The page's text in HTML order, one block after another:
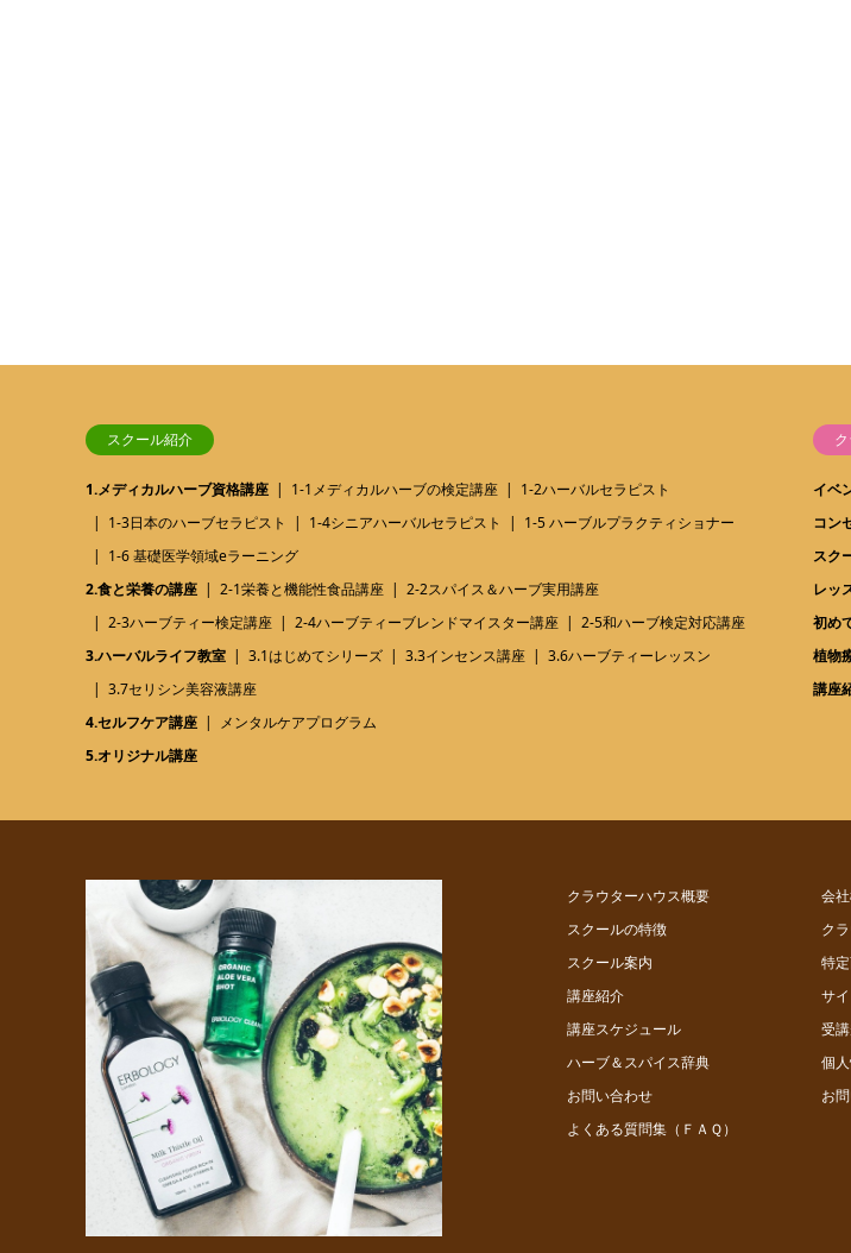
スクール紹介
1.メディカルハーブ資格講座 1-1メディカルハーブの検定講座
1-2ハーバルセラピスト
1-3日本のハーブセラピスト
1-4シニアハーバルセラピスト
1-5 ハーブルプラクティショナー
1-6 基礎医学領域eラーニング
2.食と栄養の講座
2-1栄養と機能性食品講座
2-2スパイス＆ハーブ実用講座
2-3ハーブティー検定講座
2-4ハーブティーブレンドマイスター講座
2-5和ハーブ検定対応講座
3.ハーバルライフ教室
3.1はじめてシリーズ 3.3インセンス講座
3.6ハーブティーレッスン
3.7セリシン美容液講座
4.セルフケア講座
メンタルケアプログラム
5.オリジナル講座
イベ
コン
スク
レッ
初め
植物
講座
クラウターハウス概要
スクールの特徴
スクール案内
講座紹介
講座スケジュール
ハーブ＆スパイス辞典
お問い合わせ
よくある質問集（ＦＡＱ）
会
ク
特
サ
受
個
お